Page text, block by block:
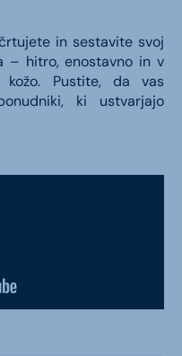
in sestavite svoj
– hitro, enostavno in v
Pustite, da vas
ki ustvarjajo